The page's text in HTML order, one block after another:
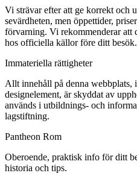
Vi strävar efter att ge korrekt och
sevärdheten, men öppettider,
förvarning. Vi rekommenderar
hos officiella källor före ditt besök.
Immateriella rättigheter
Allt innehåll på denna webbplats,
designelement, är skyddat av
används i utbildnings- och
lagstiftning.
Pantheon Rom
Oberoende, praktisk info för ditt
historia och tips.